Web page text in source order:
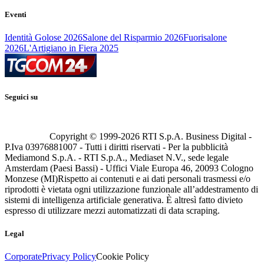
Eventi
Identità Golose 2026Salone del Risparmio 2026Fuorisalone
2026L'Artigiano in Fiera 2025
Seguici su
Copyright © 1999-2026 RTI S.p.A. Business Digital -
P.Iva 03976881007 - Tutti i diritti riservati - Per la pubblicità
Mediamond S.p.A. - RTI S.p.A., Mediaset N.V., sede legale
Amsterdam (Paesi Bassi) - Uffici Viale Europa 46, 20093 Cologno
Monzese (MI)Rispetto ai contenuti e ai dati personali trasmessi e/o
riprodotti è vietata ogni utilizzazione funzionale all’addestramento di
sistemi di intelligenza artificiale generativa. È altresì fatto divieto
espresso di utilizzare mezzi automatizzati di data scraping.
Legal
CorporatePrivacy PolicyCookie Policy